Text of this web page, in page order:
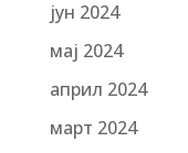
јун 2024
мај 2024
април 2024
март 2024